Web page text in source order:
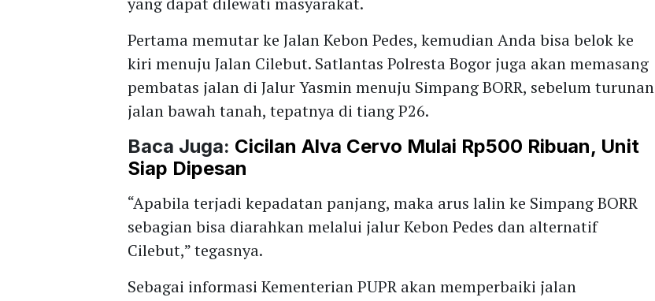
Pertama memutar ke Jalan Kebon Pedes, kemudian Anda bisa belok ke
kiri menuju Jalan Cilebut. Satlantas Polresta Bogor juga akan memasang
pembatas jalan di Jalur Yasmin menuju Simpang BORR, sebelum turunan
jalan bawah tanah, tepatnya di tiang P26.
Baca Juga: Cicilan Alva Cervo Mulai Rp500 Ribuan, Unit
Siap Dipesan
“Apabila terjadi kepadatan panjang, maka arus lalin ke Simpang BORR
sebagian bisa diarahkan melalui jalur Kebon Pedes dan alternatif
Cilebut,” tegasnya.
Sebagai informasi Kementerian PUPR akan memperbaiki jalan